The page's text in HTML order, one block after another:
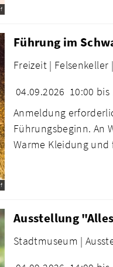
Führung im
Freizeit | Felsenkeller |
04.09.2026 10:00 bis
Anmeldung
Führungsbeginn. An
Warme Kleidung
Ausstellung
Stadtmuseum |